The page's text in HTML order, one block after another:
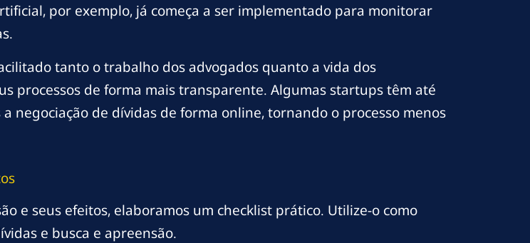
por exemplo, já começa a ser implementado para monitorar
tanto o trabalho dos advogados quanto a vida dos
processos de forma mais transparente. Algumas startups têm até
negociação de dívidas de forma online, tornando o processo menos
e seus efeitos, elaboramos um checklist prático. Utilize-o como
e busca e apreensão.